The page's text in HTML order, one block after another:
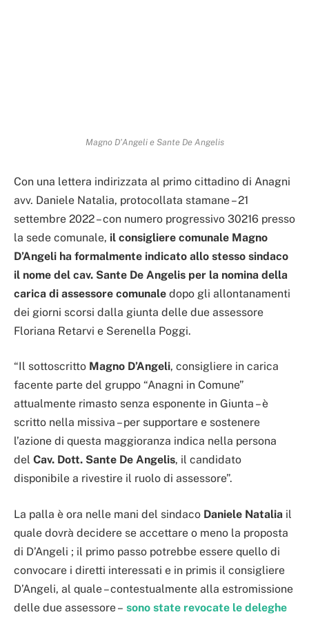
Magno D'Angeli e Sante De Angelis
Con una lettera indirizzata al primo cittadino di Anagni
avv. Daniele Natalia, protocollata stamane – 21
settembre 2022 – con numero progressivo 30216 presso
la sede comunale, il consigliere comunale Magno
D’Angeli ha formalmente indicato allo stesso sindaco
il nome del cav. Sante De Angelis per la nomina della
carica di assessore comunale dopo gli allontanamenti
dei giorni scorsi dalla giunta delle due assessore
Floriana Retarvi e Serenella Poggi.
“Il sottoscritto Magno D’Angeli, consigliere in carica
facente parte del gruppo “Anagni in Comune”
attualmente rimasto senza esponente in Giunta – è
scritto nella missiva – per supportare e sostenere
l’azione di questa maggioranza indica nella persona
del Cav. Dott. Sante De Angelis, il candidato
disponibile a rivestire il ruolo di assessore”.
La palla è ora nelle mani del sindaco Daniele Natalia il
quale dovrà decidere se accettare o meno la proposta
di D’Angeli ; il primo passo potrebbe essere quello di
convocare i diretti interessati e in primis il consigliere
D’Angeli, al quale – contestualmente alla estromissione
delle due assessore – sono state revocate le deleghe